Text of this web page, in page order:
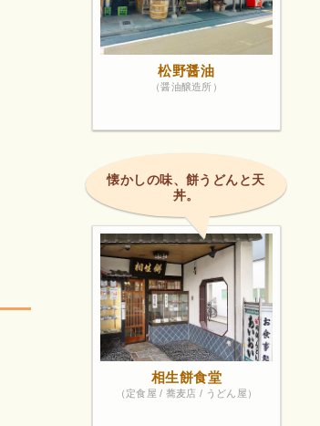
松野醤油
（醤油醸造所）
懐かしの味、餅うどんと天
丼。
相生餅食堂
（定食屋 / 蕎麦店 / うどん屋）